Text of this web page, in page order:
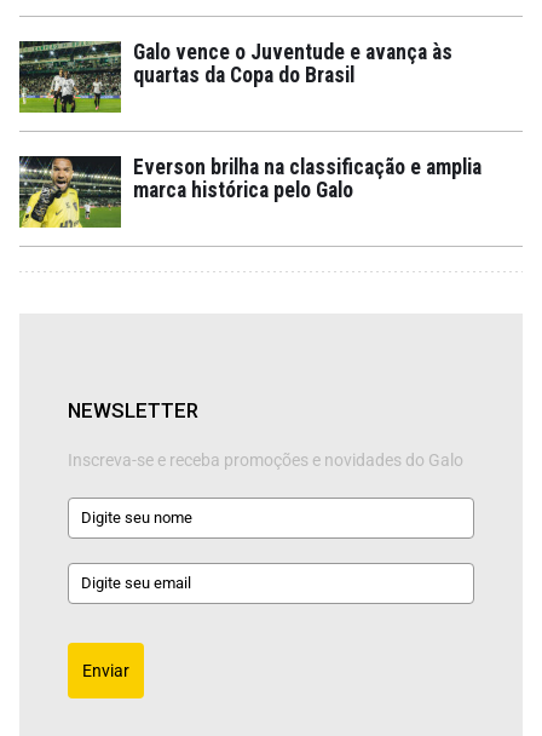
Galo vence o Juventude e avança às
quartas da Copa do Brasil
Everson brilha na classificação e amplia
marca histórica pelo Galo
NEWSLETTER
Inscreva-se e receba promoções e novidades do Galo
Enviar